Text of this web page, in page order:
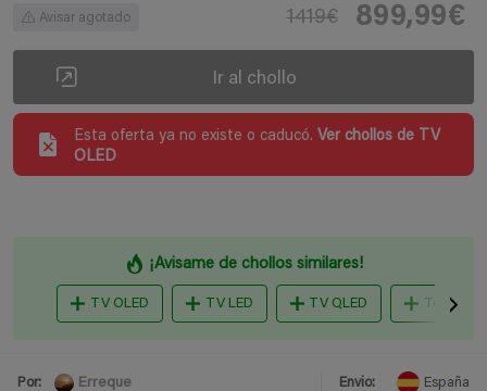
Avisar agotado 1419€ 899,99€
Ir al chollo
Esta oferta ya no existe o caducó. Ver chollos de TV
OLED
¡Avisame de chollos similares!
TV OLED TV LED TV QLED
Por: Erreque Envio: España